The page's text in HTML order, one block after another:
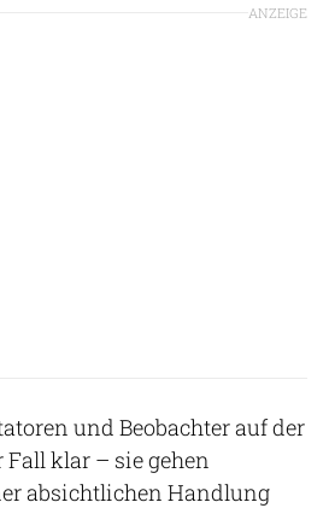
ANZEIGE
und Beobachter auf der
klar – sie gehen
absichtlichen Handlung